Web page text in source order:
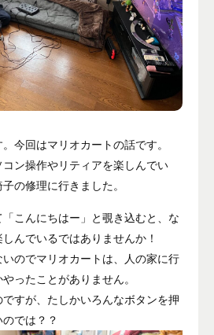
ブログ
メディア掲載
ユーザーコラム
391-3328
平日10：00 - 18：00
今回はマリオカートの話です。
ン操作やリティアを楽しんでい
の修理に行きました。
こんにちはー」と覗き込むと、な
んでいるではありませんか！
のでマリオカートは、人の家に行
ったことがありません。
すが、たしかいろんなボタンを押
では？？